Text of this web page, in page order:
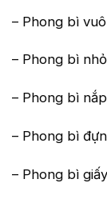
– Phong bì
– Phong bì nhỏ
– Phong bì
– Phong bì
– Phong bì